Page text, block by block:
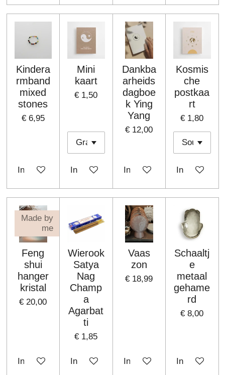
Kindera
rmband
mixed
stones
€ 6,95
In winkelwagen
Mini
kaart
€ 1,50
In winkelwagen
Dankba
arheids
dagboe
k Ying
Yang
€ 12,00
In winkelwagen
Kosmis
che
postkaa
rt
€ 1,80
In
Made by
me
Feng
shui
hanger
kristal
€ 20,00
In winkelwagen
Wierook
Satya
Nag
Champ
a
Agarbat
ti
€ 1,85
In winkelwagen
Vaas
zon
€ 18,99
In winkelwagen
Schaaltj
e
metaal
gehame
rd
€ 8,00
In